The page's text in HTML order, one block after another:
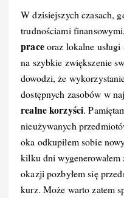
W dzisiejszych czasach,
trudnościami
praceoraz lokalne usługi
na szybkie zwiększenie
dowodzi, że
dostępnych zasobów w
realne korzyści.
nieużywanych
oka odkupiłem sobie
kilku dni
okazji pozbyłem się
kurz. Może warto zatem